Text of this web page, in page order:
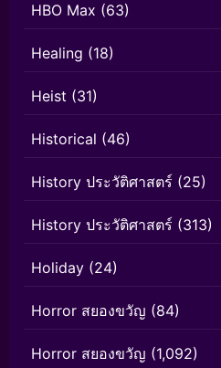
HBO Max (63)
Healing (18)
Heist (31)
Historical (46)
History ประวัติศาสตร์ (25)
History ประวัติศาสตร์ (313)
Holiday (24)
Horror สยองขวัญ (84)
Horror สยองขวัญ (1,092)